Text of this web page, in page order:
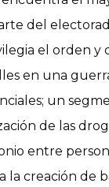
del
el orden y
en una
un
de las
entre
la creación de